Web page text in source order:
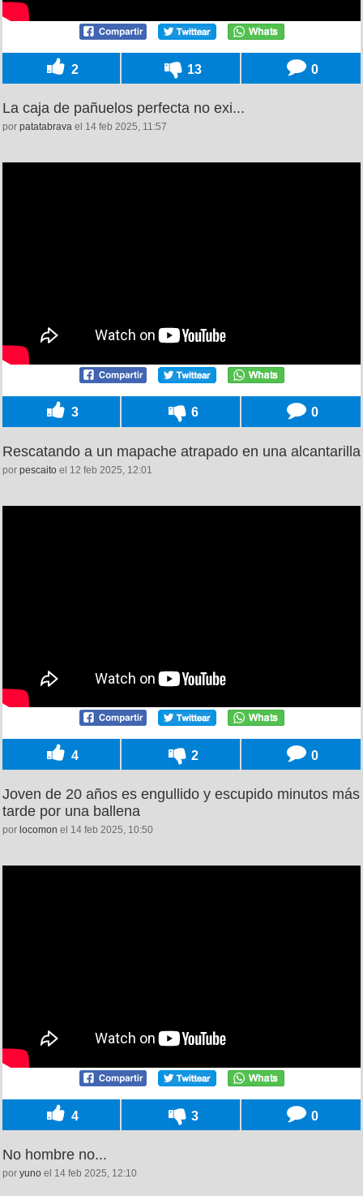
2 13 0
La caja de pañuelos perfecta no exi...
por patatabrava el 14 feb 2025, 11:57
3 6 0
Rescatando a un mapache atrapado en una alcantarilla
por pescaito el 12 feb 2025, 12:01
4 2 0
Joven de 20 años es engullido y escupido minutos más
tarde por una ballena
por locomon el 14 feb 2025, 10:50
4 3 0
No hombre no...
por yuno el 14 feb 2025, 12:10